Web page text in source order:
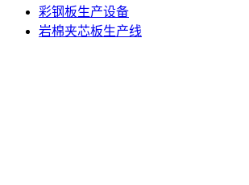
彩钢板生产设备
岩棉夹芯板生产线